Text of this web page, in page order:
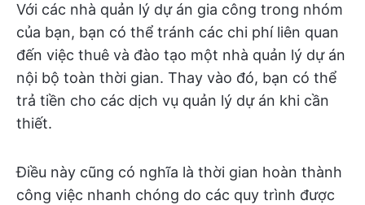
Với các nhà quản lý dự án gia công trong nhóm
của bạn, bạn có thể tránh các chi phí liên quan
đến việc thuê và đào tạo một nhà quản lý dự án
nội bộ toàn thời gian. Thay vào đó, bạn có thể
trả tiền cho các dịch vụ quản lý dự án khi cần
thiết.
Điều này cũng có nghĩa là thời gian hoàn thành
công việc nhanh chóng do các quy trình được